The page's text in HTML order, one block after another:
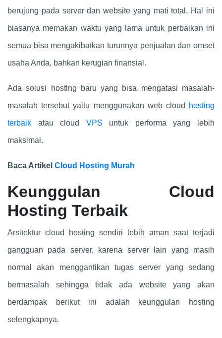
berujung pada server dan website yang mati total. Hal ini
biasanya memakan waktu yang lama untuk perbaikan ini
semua bisa mengakibatkan turunnya penjualan dan omset
usaha Anda, bahkan kerugian finansial.
Ada solusi hosting baru yang bisa mengatasi masalah-
masalah tersebut yaitu menggunakan web cloud hosting
terbaik atau cloud VPS untuk performa yang lebih
maksimal.
Baca Artikel Cloud Hosting Murah
Keunggulan Cloud
Hosting Terbaik
Arsitektur cloud hosting sendiri lebih aman saat terjadi
gangguan pada server, karena server lain yang masih
normal akan menggantikan tugas server yang sedang
bermasalah sehingga tidak ada website yang akan
berdampak berikut ini adalah keunggulan hosting
selengkapnya.